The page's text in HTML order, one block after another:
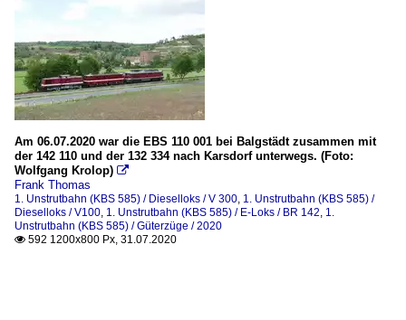
Am 06.07.2020 war die EBS 110 001 bei Balgstädt zusammen mit
der 142 110 und der 132 334 nach Karsdorf unterwegs. (Foto:
Wolfgang Krolop) 
Frank Thomas
1. Unstrutbahn (KBS 585) / Dieselloks / V 300 1. Unstrutbahn (KBS 585) /
Dieselloks / V100 1. Unstrutbahn (KBS 585) / E-Loks / BR 142 1.
Unstrutbahn (KBS 585) / Güterzüge / 2020
 592 1200x800 Px, 31.07.2020